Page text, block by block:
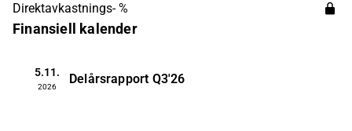
Direktavkastnings- %
Finansiell kalender
5.11.
2026
Delårsrapport Q3'26